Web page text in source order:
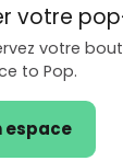
votre
votre
to Pop.
espace